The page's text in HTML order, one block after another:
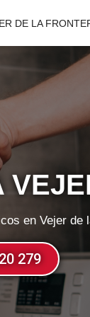
DE LA
en Vejer de
279